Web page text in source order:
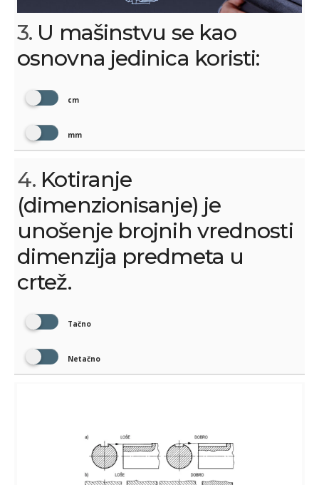
3. U mašinstvu se kao
osnovna jedinica koristi:
cm
mm
4. Kotiranje
(dimenzionisanje) je
unošenje brojnih vrednosti
dimenzija predmeta u
crtež.
Tačno
Netačno